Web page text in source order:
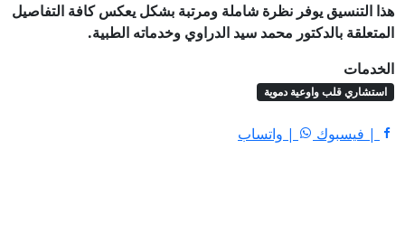
هذا التنسيق يوفر نظرة شاملة ومرتبة بشكل يعكس كافة التفاصيل
المتعلقة بالدكتور محمد سيد الدراوي وخدماته الطبية.
الخدمات
استشاري قلب واوعية دموية
| فيسبوك | واتساب